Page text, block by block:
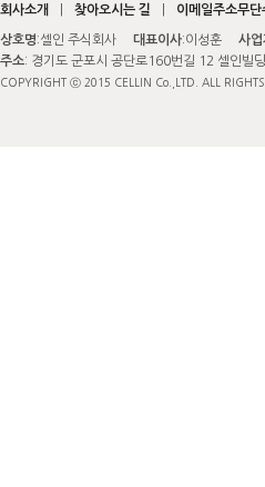
회사소개 찾아오시는 길 이메일주소무단
상호명:셀인 주식회사 대표이사:이성훈 사업
주소: 경기도 군포시 공단로160번길 12 셀인빌
COPYRIGHT ⓒ 2015 CELLIN Co.,LTD. ALL RIGHTS